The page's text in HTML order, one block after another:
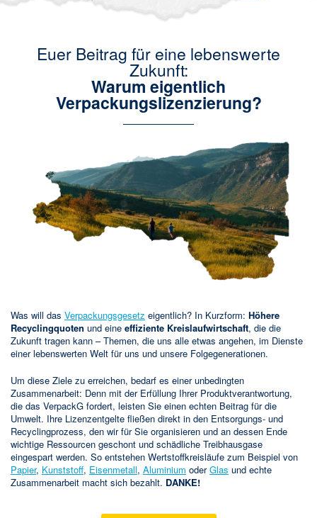
Euer Beitrag für eine lebenswerte
Zukunft:
Warum eigentlich
Verpackungslizenzierung?
Was will das Verpackungsgesetz eigentlich? In Kurzform: Höhere
Recyclingquoten und eine effiziente Kreislaufwirtschaft, die die
Zukunft tragen kann – Themen, die uns alle etwas angehen, im Dienste
einer lebenswerten Welt für uns und unsere Folgegenerationen.
Um diese Ziele zu erreichen, bedarf es einer unbedingten
Zusammenarbeit: Denn mit der Erfüllung Ihrer Produktverantwortung,
die das VerpackG fordert, leisten Sie einen echten Beitrag für die
Umwelt. Ihre Lizenzentgelte fließen direkt in den Entsorgungs- und
Recyclingprozess, den wir für Sie organisieren und an dessen Ende
wichtige Ressourcen geschont und schädliche Treibhausgase
eingespart werden. So entstehen Wertstoffkreisläufe zum Beispiel von
Papier, Kunststoff, Eisenmetall, Aluminium oderGlas und echte
Zusammenarbeit macht sich bezahlt. DANKE!